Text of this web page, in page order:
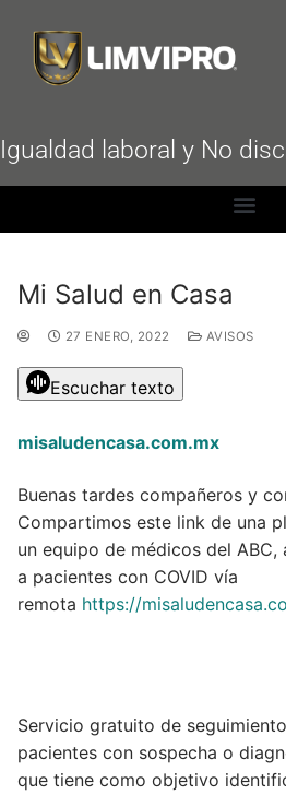
Igualdad laboral y No
Mi Salud en Casa
27 ENERO, 2022 AVISOS
Escuchar texto
misaludencasa.com.mx
Buenas tardes compañeros y
Compartimos este link de una
un equipo de médicos del
a pacientes con COVID vía
remota https://
Servicio gratuito de
pacientes con sospecha o
que tiene como objetivo